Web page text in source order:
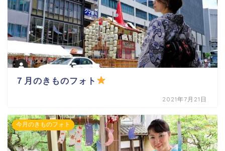
７月のきものフォト
2021年7月21日
今月のきものフォト